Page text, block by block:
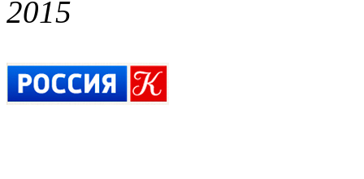
2015